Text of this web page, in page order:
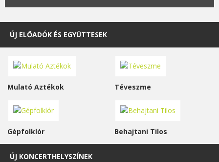
ÚJ ELŐADÓK ÉS EGYÜTTESEK
Mulató Aztékok Téveszme
Gépfolklór Behajtani Tilos
ÚJ KONCERTHELYSZÍNEK